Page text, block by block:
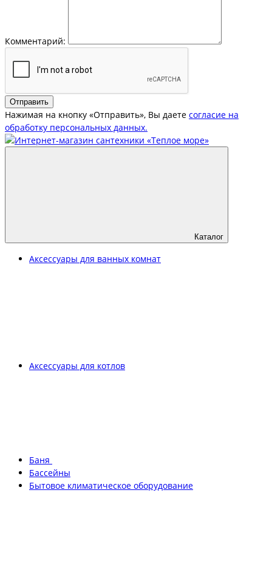
Комментарий:
Отправить
Нажимая на кнопку «Отправить», Вы даете согласие на
обработку персональных данных.
Каталог
Аксессуары для ванных комнат
Аксессуары для котлов
Баня
Бассейны
Бытовое климатическое оборудование